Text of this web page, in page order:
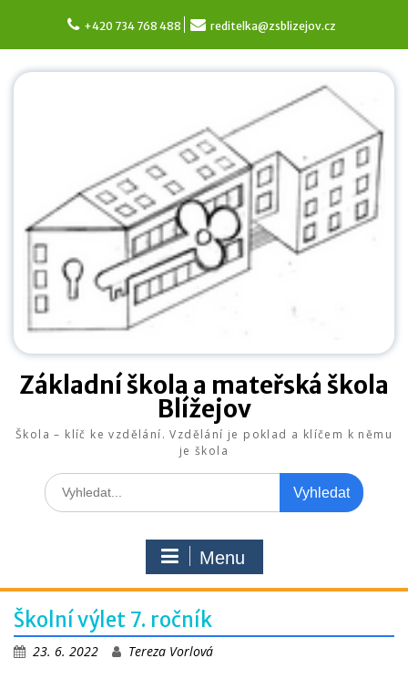
content
+420 734 768 488 reditelka@zsblizejov.cz
Základní škola a mateřská škola
Blížejov
Škola – klíč ke vzdělání. Vzdělání je poklad a klíčem k němu
je škola
Search
for:
Menu
Školní výlet 7. ročník
23. 6. 2022 Tereza Vorlová